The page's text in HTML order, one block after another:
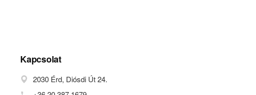
Kapcsolat
2030 Érd, Diósdi Út 24.